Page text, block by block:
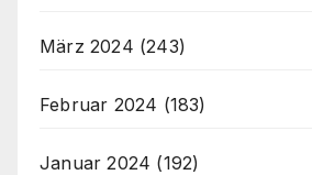
März 2024 (243)
Februar 2024 (183)
Januar 2024 (192)